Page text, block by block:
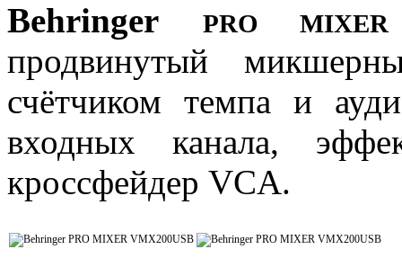
BehringerPRO MIXER
продвинутый
счётчиком темпа и
входных канала,
кроссфейдер VCA.